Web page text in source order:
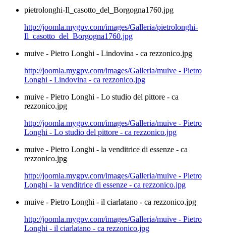
pietrolonghi-Il_casotto_del_Borgogna1760.jpg
http://joomla.mygpv.com/images/Galleria/pietrolonghi-
Il_casotto_del_Borgogna1760.jpg
muive - Pietro Longhi - Lindovina - ca rezzonico.jpg
http://joomla.mygpv.com/images/Galleria/muive - Pietro
Longhi - Lindovina - ca rezzonico.jpg
muive - Pietro Longhi - Lo studio del pittore - ca
rezzonico.jpg
http://joomla.mygpv.com/images/Galleria/muive - Pietro
Longhi - Lo studio del pittore - ca rezzonico.jpg
muive - Pietro Longhi - la venditrice di essenze - ca
rezzonico.jpg
http://joomla.mygpv.com/images/Galleria/muive - Pietro
Longhi - la venditrice di essenze - ca rezzonico.jpg
muive - Pietro Longhi - il ciarlatano - ca rezzonico.jpg
http://joomla.mygpv.com/images/Galleria/muive - Pietro
Longhi - il ciarlatano - ca rezzonico.jpg